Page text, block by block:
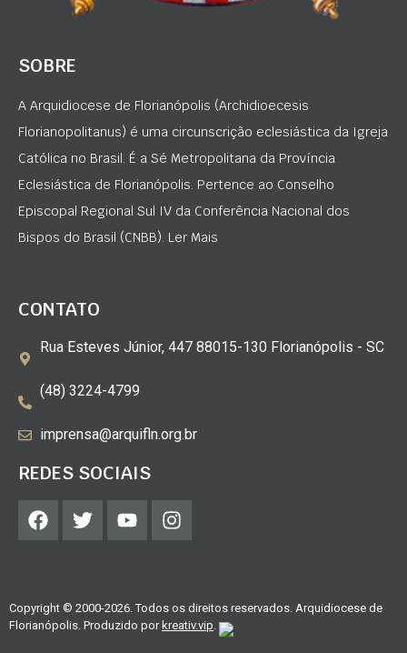
SOBRE
A Arquidiocese de Florianópolis (Archidioecesis
Florianopolitanus) é uma circunscrição eclesiástica da Igreja
Católica no Brasil. É a Sé Metropolitana da Província
Eclesiástica de Florianópolis. Pertence ao Conselho
Episcopal Regional Sul IV da Conferência Nacional dos
Bispos do Brasil (CNBB). Ler Mais
CONTATO
Rua Esteves Júnior, 447 88015-130 Florianópolis - SC
(48) 3224-4799
imprensa@arquifln.org.br
REDES SOCIAIS
Copyright © 2000-2026. Todos os direitos reservados. Arquidiocese de
Florianópolis. Produzido por kreativ.vip.